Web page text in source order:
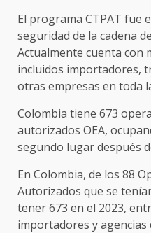
El programa CTPAT fue
seguridad de la cadena
Actualmente cuenta con
incluidos importadores,
otras empresas en toda
Colombia tiene 673
autorizados OEA,
segundo lugar después
En Colombia, de los 88
Autorizados que se
tener 673 en el 2023,
importadores y agencias